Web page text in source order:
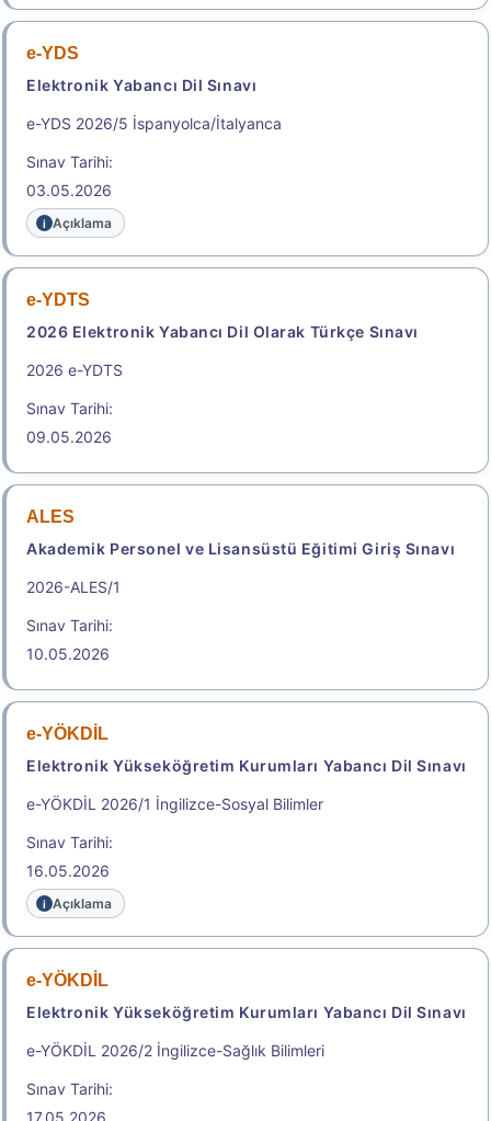
Başvuru Merkezleri
Kılavuzu
.2026-MEB-AGS (Akademi Giriş
Sınavı (AGS), Öğretmenlik Alan
Başvuru Kılavuzu Aday Başvuru Formu
Kılavuzu
Başvuru Merkezleri Listesi
Adres İline Göre Tercih Edilebilecek Yakın Sınav
Merkezleri
.2026-YÖKDİL/2
Yükseköğretim Kurumları Yabancı Dil Sınavı
Sonuç Tarihi: 26.08.2026
Başvuru Kılavuzu
e-YDS
Elektronik Yabancı Dil Sınavı
e-YDS 2026/5 İspanyolca/İtalyanca
Sınav Tarihi:
03.05.2026
Açıklama
e-YDTS
2026 Elektronik Yabancı Dil Olarak Türkçe Sınavı
2026 e-YDTS
Sınav Tarihi:
09.05.2026
ALES
Akademik Personel ve Lisansüstü Eğitimi Giriş Sınavı
2026-ALES/1
Sınav Tarihi:
10.05.2026
e-YÖKDİL
Elektronik Yükseköğretim Kurumları Yabancı Dil Sınavı
e-YÖKDİL 2026/1 İngilizce-Sosyal Bilimler
Sınav Tarihi:
16.05.2026
Açıklama
e-YÖKDİL
Elektronik Yükseköğretim Kurumları Yabancı Dil Sınavı
e-YÖKDİL 2026/2 İngilizce-Sağlık Bilimleri
Sınav Tarihi:
17.05.2026